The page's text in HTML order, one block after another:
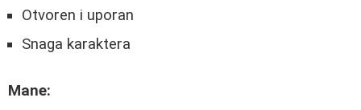
Otvoren i uporan
Snaga karaktera
Mane: